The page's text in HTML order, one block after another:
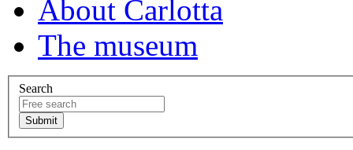
About Carlotta
The museum
Search